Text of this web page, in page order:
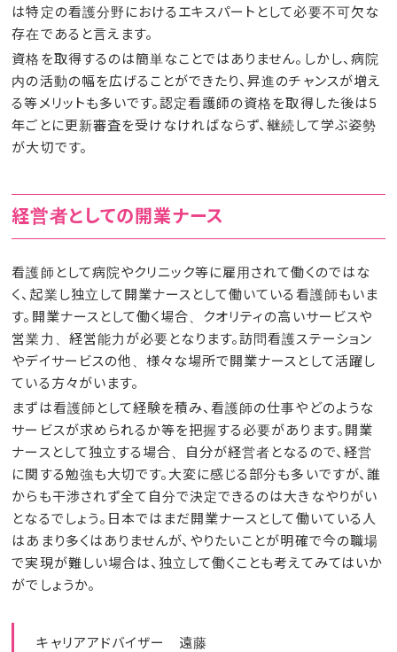
は特定の看護分野におけるエキスパートとして必要不可欠な
存在であると言えます。
資格を取得するのは簡単なことではありません。しかし、病院
内の活動の幅を広げることができたり、昇進のチャンスが増え
る等メリットも多いです。認定看護師の資格を取得した後は5
年ごとに更新審査を受けなければならず、継続して学ぶ姿勢
が大切です。
経営者としての開業ナース
看護師として病院やクリニック等に雇用されて働くのではな
く、起業し独立して開業ナースとして働いている看護師もいま
す。開業ナースとして働く場合、クオリティの高いサービスや
営業力、経営能力が必要となります。訪問看護ステーション
やデイサービスの他、様々な場所で開業ナースとして活躍し
ている方々がいます。
まずは看護師として経験を積み、看護師の仕事やどのような
サービスが求められるか等を把握する必要があります。開業
ナースとして独立する場合、自分が経営者となるので、経営
に関する勉強も大切です。大変に感じる部分も多いですが、誰
からも干渉されず全て自分で決定できるのは大きなやりがい
となるでしょう。日本ではまだ開業ナースとして働いている人
はあまり多くはありませんが、やりたいことが明確で今の職場
で実現が難しい場合は、独立して働くことも考えてみてはいか
がでしょうか。
キャリアアドバイザー 遠藤